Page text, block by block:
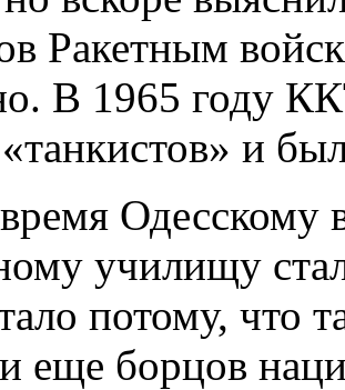
Ракетным
В 1965 году
и
училищу
потому, что
еще борцов